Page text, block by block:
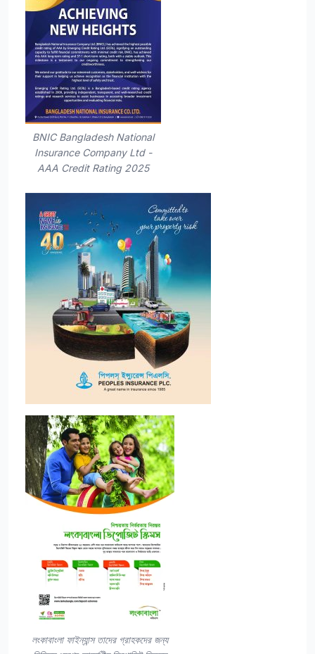
BNIC Bangladesh National
Insurance Company Ltd -
AAA Credit Rating 2025
লংকাবাংলা ফাইন্যান্স তাদের গ্রাহকদের জন্য